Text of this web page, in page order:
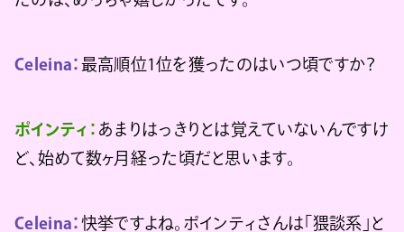
Celeina： 最高順位1位を獲ったのはいつ頃ですか？
ポインティ： あまりはっきりとは覚えていないんですけ
ど、始めて数ヶ月経った頃だと思います。
Celeina： 快挙ですよね。ポインティさんは「猥談系」と